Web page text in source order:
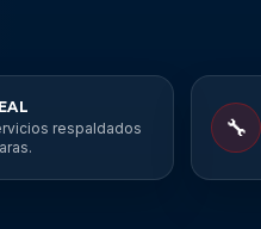
respaldados
🔧